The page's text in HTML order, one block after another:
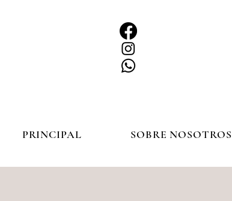
PRINCIPAL SOBRE NOSOTROS